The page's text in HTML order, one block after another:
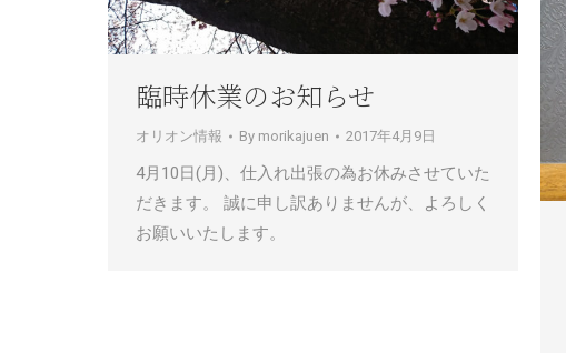
臨時休業のお知らせ
オリオン情報 By morikajuen 2017年4月9日
4月10日(月)、仕入れ出張の為お休みさせていた
だきます。 誠に申し訳ありませんが、よろしく
お願いいたします。